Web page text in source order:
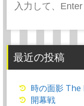
ン
索:
最近の投稿
時の面影 The
開幕戦